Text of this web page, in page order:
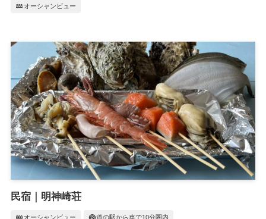
water オーシャンビュー
民宿｜明神崎荘
オーシャンビュー 道の駅から車で10分圏内